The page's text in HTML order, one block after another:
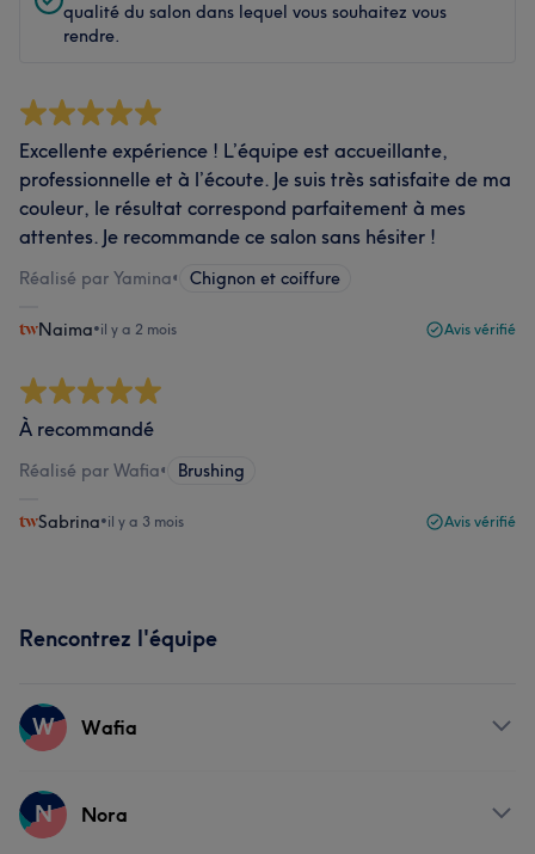
qualité du salon dans lequel vous souhaitez vous
rendre.
Excellente expérience ! L’équipe est accueillante,
professionnelle et à l’écoute. Je suis très satisfaite de ma
couleur, le résultat correspond parfaitement à mes
attentes. Je recommande ce salon sans hésiter !
Réalisé par Yamina• Chignon et coiffure
Naima•il y a 2 mois Avis vérifié
À recommandé
Réalisé par Wafia• Brushing
Sabrina•il y a 3 mois Avis vérifié
Rencontrez l'équipe
W Wafia
Prestations
N Nora